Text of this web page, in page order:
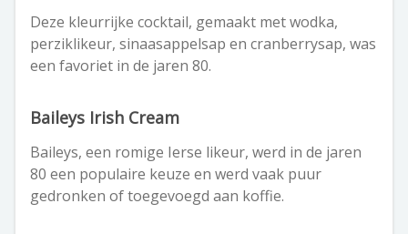
Deze kleurrijke cocktail, gemaakt met wodka,
perziklikeur, sinaasappelsap en cranberrysap, was
een favoriet in de jaren 80.
Baileys Irish Cream
Baileys, een romige Ierse likeur, werd in de jaren
80 een populaire keuze en werd vaak puur
gedronken of toegevoegd aan koffie.